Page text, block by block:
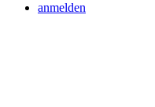
anmelden